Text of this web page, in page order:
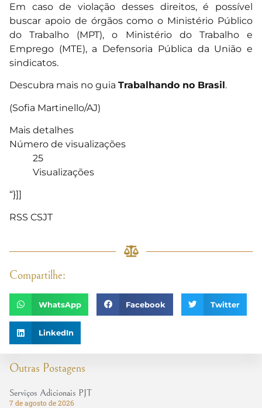
Outras Postagens
Serviços Adicionais PJT
7 de agosto de 2026
Em caso de violação desses direitos, é possível
buscar apoio de órgãos como o Ministério Público
do Trabalho (MPT), o Ministério do Trabalho e
Emprego (MTE), a Defensoria Pública da União e
sindicatos.
Descubra mais no guia Trabalhando no Brasil.
(Sofia Martinello/AJ)
Mais detalhes
Número de visualizações
25
Visualizações
“}]]
RSS CSJT
Compartilhe:
WhatsApp Facebook Twitter
LinkedIn